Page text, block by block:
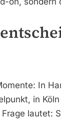
In
in
lautet: